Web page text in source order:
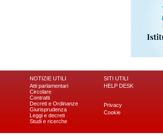
NOTIZIE UTILI
Atti parlamentari
Circolare
Contratti
Decreti e Ordinanze
Giurisprudenza
Leggi e decreti
Studi e ricerche
SITI UTILI
HELP DESK
Privacy
Cookie